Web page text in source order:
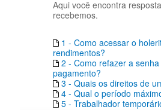
Aqui você encontra
recebemos.
1 - Como acessar o
rendimentos?
2 - Como refazer a
pagamento?
3 - Quais os direitos de
4 - Qual o período
5 - Trabalhador